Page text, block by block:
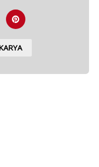
P
i
n
r
t